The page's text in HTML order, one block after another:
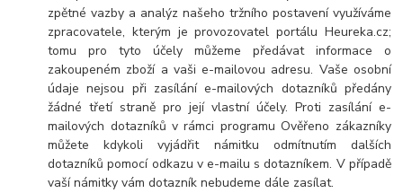
zpětné vazby a analýz našeho tržního postavení využíváme
zpracovatele, kterým je provozovatel portálu Heureka.cz;
tomu pro tyto účely můžeme předávat informace o
zakoupeném zboží a vaši e-mailovou adresu. Vaše osobní
údaje nejsou při zasílání e-mailových dotazníků předány
žádné třetí straně pro její vlastní účely. Proti zasílání e-
mailových dotazníků v rámci programu Ověřeno zákazníky
můžete kdykoli vyjádřit námitku odmítnutím dalších
dotazníků pomocí odkazu v e-mailu s dotazníkem. V případě
vaší námitky vám dotazník nebudeme dále zasílat.